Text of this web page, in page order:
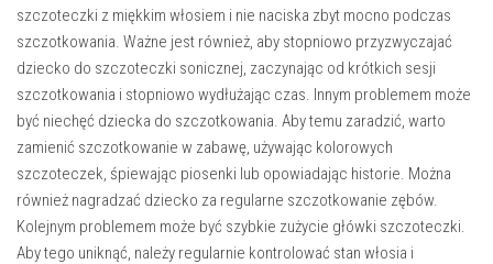
szczoteczki z miękkim włosiem i nie naciska zbyt mocno podczas
szczotkowania. Ważne jest również, aby stopniowo przyzwyczajać
dziecko do szczoteczki sonicznej, zaczynając od krótkich sesji
szczotkowania i stopniowo wydłużając czas. Innym problemem może
być niechęć dziecka do szczotkowania. Aby temu zaradzić, warto
zamienić szczotkowanie w zabawę, używając kolorowych
szczoteczek, śpiewając piosenki lub opowiadając historie. Można
również nagradzać dziecko za regularne szczotkowanie zębów.
Kolejnym problemem może być szybkie zużycie główki szczoteczki.
Aby tego uniknąć, należy regularnie kontrolować stan włosia i